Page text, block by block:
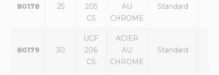
80178 25
205
CS
AU
CHROME
Standard
80179 30
UCF
206
CS
ACIER
AU
CHROME
Standard